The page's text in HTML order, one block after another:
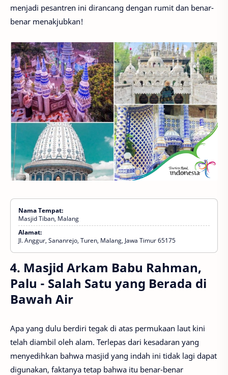
menjadi pesantren ini dirancang dengan rumit dan benar-
benar menakjubkan!
Nama Tempat:
Masjid Tiban, Malang
Alamat:
Jl. Anggur, Sananrejo, Turen, Malang, Jawa Timur 65175
4. Masjid Arkam Babu Rahman,
Palu - Salah Satu yang Berada di
Bawah Air
Apa yang dulu berdiri tegak di atas permukaan laut kini
telah diambil oleh alam. Terlepas dari kesadaran yang
menyedihkan bahwa masjid yang indah ini tidak lagi dapat
digunakan, faktanya tetap bahwa itu benar-benar